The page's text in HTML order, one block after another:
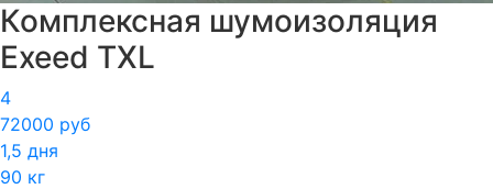
Комплексная шумоизоляция
Exeed TXL
4
72000 руб
1,5 дня
90 кг